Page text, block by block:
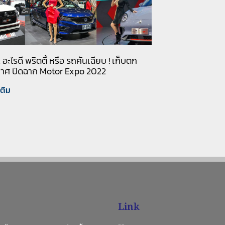
ะไรดี พริตตี้ หรือ รถคันเฉียบ ! เก็บตก
ศ ปิดฉาก Motor Expo 2022
ม
Link